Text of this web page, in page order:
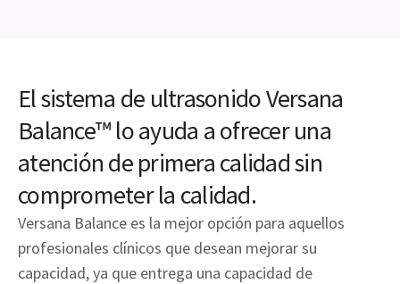
El sistema de ultrasonido Versana
Balance™ lo ayuda a ofrecer una
atención de primera calidad sin
comprometer la calidad.
Versana Balance es la mejor opción para aquellos
profesionales clínicos que desean mejorar su
capacidad, ya que entrega una capacidad de